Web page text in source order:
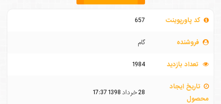
کد پاورپوینت 657
فروشنده گام
تعداد بازدید 1984
تاریخ ایجاد
محصول
28 خرداد 1398 17:37